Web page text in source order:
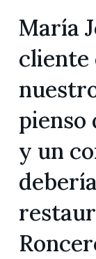
María
cliente
pienso
y un